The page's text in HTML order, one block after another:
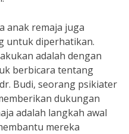
anak remaja juga
untuk diperhatikan.
adalah dengan
berbicara tentang
Budi, seorang psikiater
dukungan
adalah langkah awal
mereka